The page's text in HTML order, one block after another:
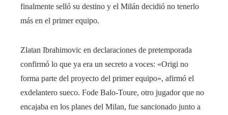
finalmente selló su destino y el Milán decidió no tenerlo
más en el primer equipo.
Zlatan Ibrahimovic en declaraciones de pretemporada
confirmó lo que ya era un secreto a voces: «Origi no
forma parte del proyecto del primer equipo», afirmó el
exdelantero sueco. Fode Balo-Toure, otro jugador que no
encajaba en los planes del Milan, fue sancionado junto a